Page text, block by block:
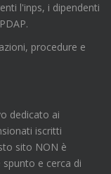
l'inps, i dipendenti
procedure e
dedicato ai
iscritti
sito NON è
spunto e cerca di